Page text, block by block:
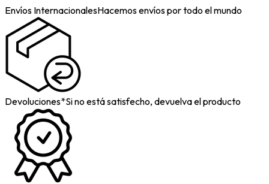
Envíos InternacionalesHacemos envíos por todo el mundo
Devoluciones*Si no está satisfecho, devuelva el producto